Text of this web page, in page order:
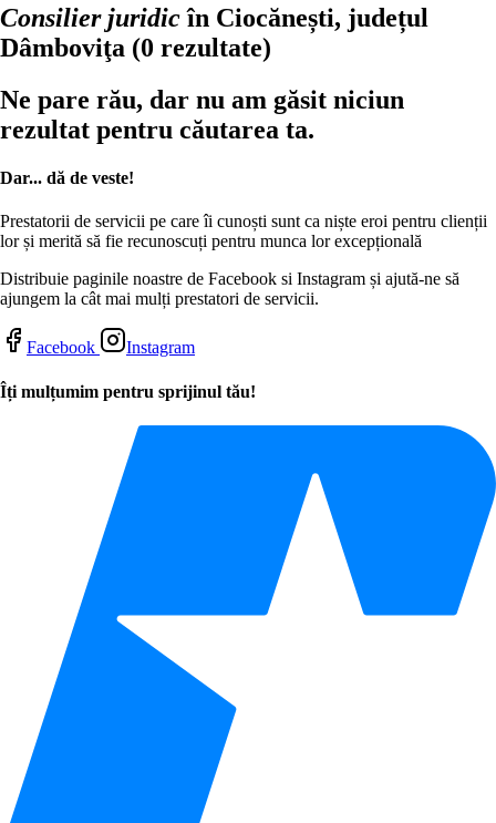
Consilier juridicîn Ciocănești, județul
Dâmboviţa (0 rezultate)
Ne pare rău, dar nu am găsit niciun
rezultat pentru căutarea ta.
Dar... dă de veste!
Prestatorii de servicii pe care îi cunoști sunt ca niște eroi pentru clienții
lor și merită să fie recunoscuți pentru munca lor excepțională
Distribuie paginile noastre de Facebook si Instagram și ajută-ne să
ajungem la cât mai mulți prestatori de servicii.
Facebook Instagram
Îți mulțumim pentru sprijinul tău!